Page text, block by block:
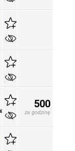
500
za godzinę